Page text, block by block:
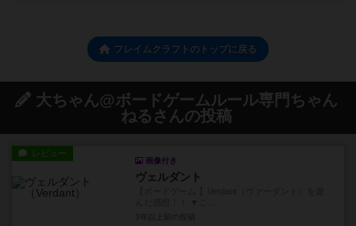
フレイムクラフトのトップに戻る
大ちゃん@ボードゲームルール専門ちゃん
ねるさんの投稿
レビュー
画像付き
ヴェルダント